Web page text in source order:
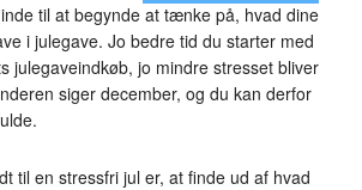
til at begynde at tænke på, hvad dine
i julegave. Jo bedre tid du starter med
julegaveindkøb, jo mindre stresset bliver
siger december, og du kan derfor
til en stressfri jul er, at finde ud af hvad